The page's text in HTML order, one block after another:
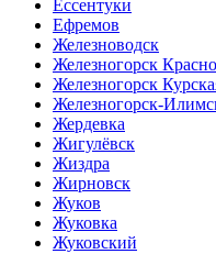
Ессентуки
Ефремов
Железноводск
Железногорск
Железногорск
Железногорск-
Жердевка
Жигулёвск
Жиздра
Жирновск
Жуков
Жуковка
Жуковский